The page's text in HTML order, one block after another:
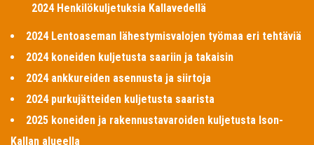
2024 Henkilökuljetuksia Kallavedellä
2024 Lentoaseman lähestymisvalojen työmaa eri tehtäviä
2024 koneiden kuljetusta saariin ja takaisin
2024 ankkureiden asennusta ja siirtoja
2024 purkujätteiden kuljetusta saarista
2025 koneiden ja rakennustavaroiden kuljetusta Ison-
Kallan alueella